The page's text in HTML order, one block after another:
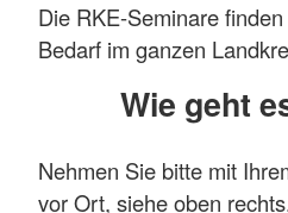
Die RKE-Seminare
Bedarf im ganzen
Wie geht
Nehmen Sie bitte mit
vor Ort, siehe oben